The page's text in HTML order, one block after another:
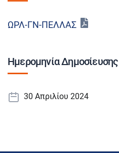
ΩΡΛ-ΓΝ-ΠΕΛΛΑΣ
Ημερομηνία Δημοσίευσης
30 Απριλίου 2024